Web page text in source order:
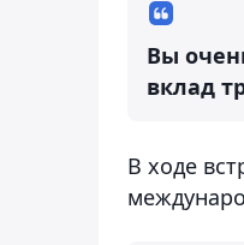
Вы
вклад
В ходе